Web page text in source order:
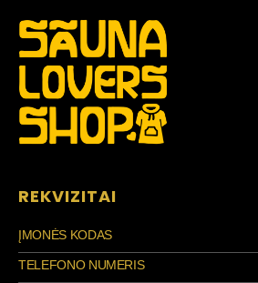
REKVIZITAI
ĮMONĖS KODAS
TELEFONO NUMERIS